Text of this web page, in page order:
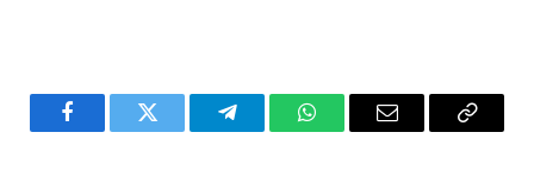
FacebookTwitter TelegramWhatsAppEmail
Copy